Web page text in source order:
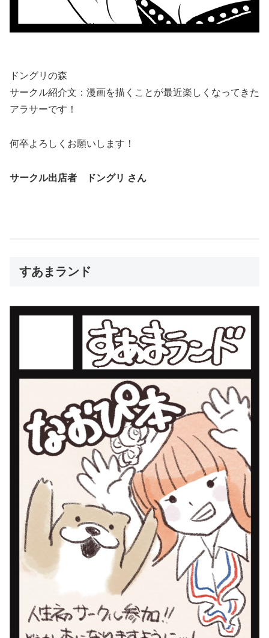
ドングリの森
サークル紹介文：漫画を描くことが最近楽しくなってきた
アラサーです！
何卒よろしくお願いします！
サークル出店者 ドングリ さん
すあまランド